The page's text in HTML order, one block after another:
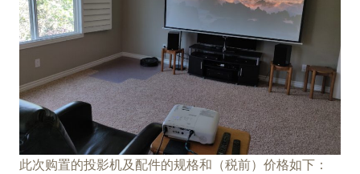
此次购置的投影机及配件的规格和（税前）价格如下：